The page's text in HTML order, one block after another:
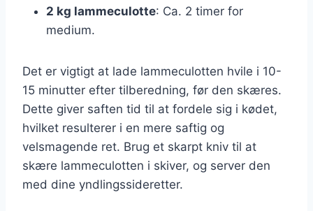
2 kg lammeculotte: Ca. 2 timer for
medium.
Det er vigtigt at lade lammeculotten hvile i 10-
15 minutter efter tilberedning, før den skæres.
Dette giver saften tid til at fordele sig i kødet,
hvilket resulterer i en mere saftig og
velsmagende ret. Brug et skarpt kniv til at
skære lammeculotten i skiver, og server den
med dine yndlingssideretter.